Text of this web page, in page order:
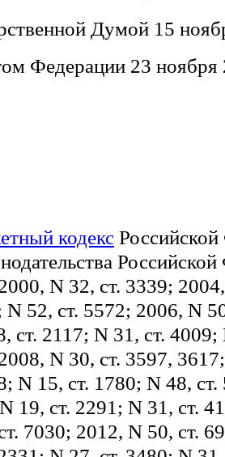
Думой 15
Федерации 23 ноября
кодекс
N 32, ст. 3339;
N 52, ст. 5572; 2006, N
ст. 2117; N 31, ст.
N 30, ст. 3597,
N 15, ст. 1780; N 48,
19, ст. 2291; N 31, ст.
7030; 2012, N 50, ст.